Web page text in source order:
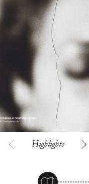
Highlights